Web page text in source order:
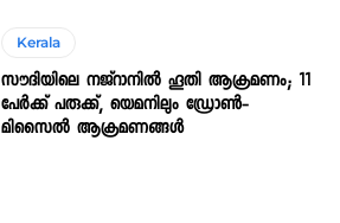
Kerala
സൗദിയിലെ നജ്‌റാനില്‍ ഹൂതി ആക്രമണം; 11
പേര്‍ക്ക് പരുക്ക്, യെമനിലും ഡ്രോണ്‍-
മിസൈല്‍ ആക്രമണങ്ങള്‍